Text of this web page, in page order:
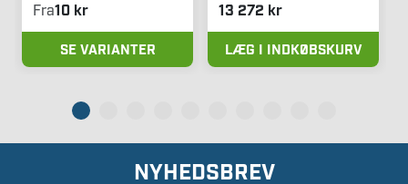
Fra10 kr
SE VARIANTER
13 272 kr
LÆG I INDKØBSKURV
NYHEDSBREV